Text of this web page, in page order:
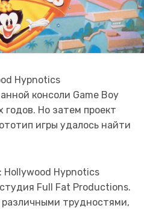
Hypnotics
консоли Game Boy
Но затем проект
игры удалось найти
Hollywood Hypnotics
Full Fat Productions.
трудностями,